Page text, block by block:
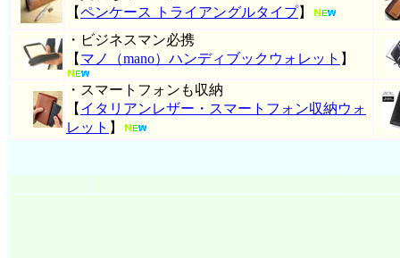
【ペンケース トライアングルタイプ】
・ビジネスマン必携
【 マノ（mano）ハンディブックウォレット 】
・スマートフォンも収納
【 イタリアンレザー・スマートフォン収納ウォ
レット 】